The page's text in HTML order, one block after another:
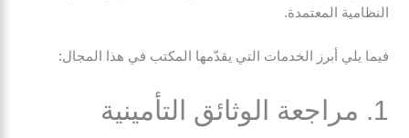
النظامية المعتمدة.
فيما يلي أبرز الخدمات التي يقدّمها المكتب في هذا المجال:
1. مراجعة الوثائق التأمينية